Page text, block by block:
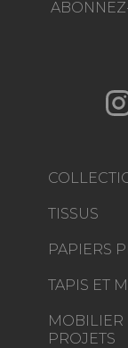
TISSUS
PAPIERS
TAPIS ET
MOBILIER
PROJETS